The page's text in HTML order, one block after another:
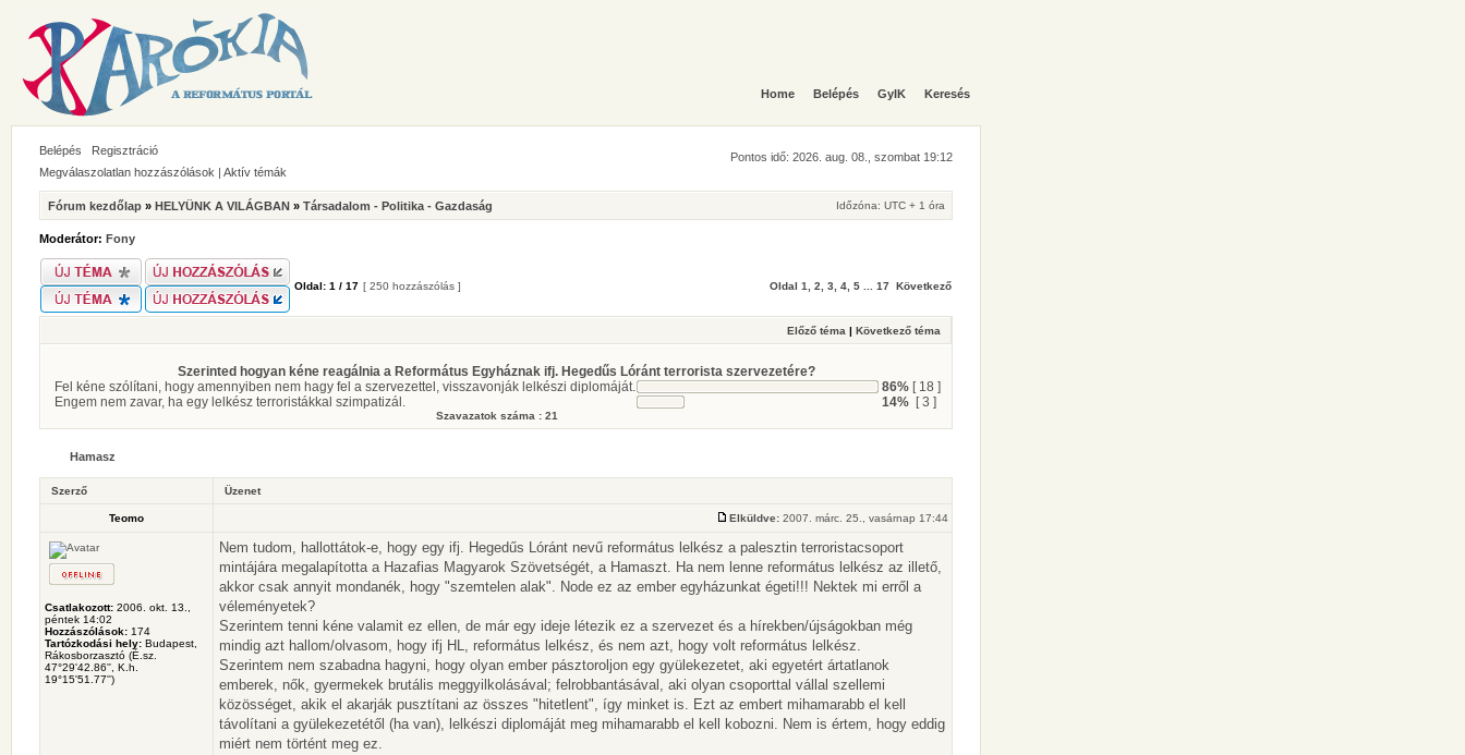
Home Belépés GyIK Keresés
Belépés Regisztráció
Pontos idő: 2026. aug. 08., szombat 19:12
Megválaszolatlan hozzászólások | Aktív témák
Fórum kezdőlap » HELYÜNK A VILÁGBAN » Társadalom - Politika - Gazdaság Időzóna: UTC + 1 óra
Moderátor: Fony
Oldal: 1 / 17 [ 250 hozzászólás ] Oldal 1 2 3 4 5 17 Következő
Előző téma | Következő téma
Szerinted hogyan kéne reagálnia a Református Egyháznak ifj. Hegedűs Lóránt terrorista szervezetére?
Fel kéne szólítani, hogy amennyiben nem hagy fel a szervezettel, visszavonják lelkészi diplomáját.
86% [ 18 ]
Engem nem zavar, ha egy lelkész terroristákkal szimpatizál.
14% [ 3 ]
Szavazatok száma : 21
Hamasz
Szerző Üzenet
Teomo Elküldve: 2007. márc. 25., vasárnap 17:44
Csatlakozott: 2006. okt. 13.,
péntek 14:02
Hozzászólások: 174
Tartózkodási hely: Budapest,
Rákosborzasztó (É.sz.
47°29'42.86'', K.h.
19°15'51.77'')
Nem tudom, hallottátok-e, hogy egy ifj. Hegedűs Lóránt nevű református lelkész a palesztin terroristacsoport
mintájára megalapította a Hazafias Magyarok Szövetségét, a Hamaszt. Ha nem lenne református lelkész az illető,
akkor csak annyit mondanék, hogy "szemtelen alak". Node ez az ember egyházunkat égeti!!! Nektek mi erről a
véleményetek?
Szerintem tenni kéne valamit ez ellen, de már egy ideje létezik ez a szervezet és a hírekben/újságokban még
mindig azt hallom/olvasom, hogy ifj HL, református lelkész, és nem azt, hogy volt református lelkész.
Szerintem nem szabadna hagyni, hogy olyan ember pásztoroljon egy gyülekezetet, aki egyetért ártatlanok
emberek, nők, gyermekek brutális meggyilkolásával; felrobbantásával, aki olyan csoporttal vállal szellemi
közösséget, akik el akarják pusztítani az összes "hitetlent", így minket is. Ezt az embert mihamarabb el kell
távolítani a gyülekezetétől (ha van), lelkészi diplomáját meg mihamarabb el kell kobozni. Nem is értem, hogy eddig
miért nem történt meg ez.